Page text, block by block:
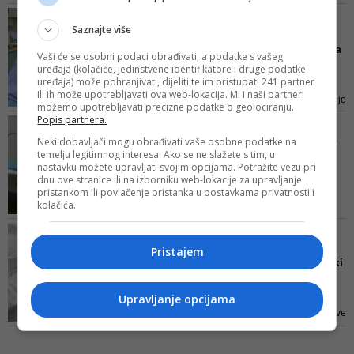
izmjene: Hoće li radnicima
us...
Iznose i podatak kako se u
velikom broju slučajeva bolovanje
zlouporabi i zbog toga je nužno
zaštiti poslodavce od takvih
slučajeva
OFTAMOLOGA, GINEKOLOGA,
PEDIJATARA...
Nemate zdravstveno
osiguranje? Odsad imate
Imamo 398 ljekara na svom
popisu kao članova BIMA-e i
očekujemo da će se svi dati na
raspolaganje, kad to od njih
budemo tražili. Jedno ili dvoje
uposlenika čisto na volonterskoj
bazi će primati pozive, vršiti trijažu
i na osnovu potrebe sa terena
Je li u BiH moguć američki
model penzijskog i zdra...
Tako je naša zemlja svrstana u
treću grupu u koju spadaju države
u kojima je mišljenje stanovnika
Saznajte više
Vaši će se osobni podaci obrađivati, a podatke s vašeg
uređaja (kolačiće, jedinstvene identifikatore i druge podatke
uređaja) može pohranjivati, dijeliti te im pristupati 241 partner
ili ih može upotrebljavati ova web-lokacija. Mi i naši partneri
možemo upotrebljavati precizne podatke o geolociranju.
Popis partnera.
Neki dobavljači mogu obrađivati vaše osobne podatke na
temelju legitimnog interesa. Ako se ne slažete s tim, u
nastavku možete upravljati svojim opcijama. Potražite vezu pri
dnu ove stranice ili na izborniku web-lokacije za upravljanje
pristankom ili povlačenje pristanka u postavkama privatnosti i
kolačića.
Pristajem
Upravljanje opcijama